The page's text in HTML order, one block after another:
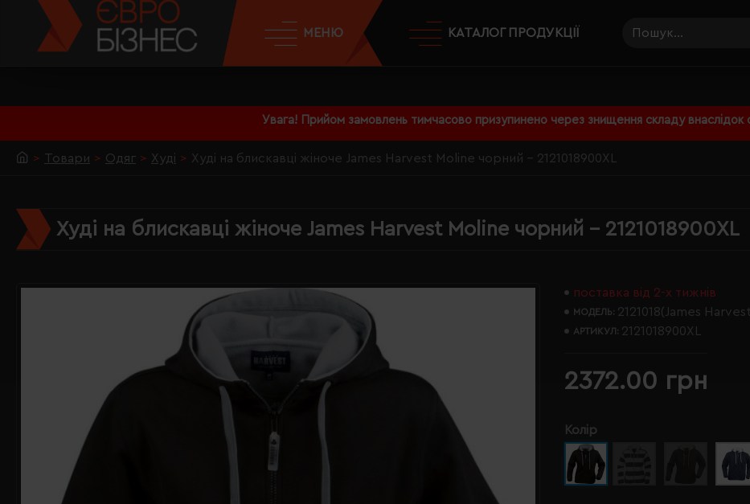
Увага! Прийом замовлень тимчасово призупинено через знищення складу внаслідок
МЕНЮ КАТАЛОГ ПРОДУКЦІЇ
Товари Одяг Худі Худі на блискавці жіноче James Harvest Moline чорний - 2121018900XL
Худі на блискавці жіноче James Harvest Moline чорний - 2121018900XL
поставка від 2-х тижнів
МОДЕЛЬ: 2121018(James
АРТИКУЛ: 2121018900XL
2372.00 грн
Колір